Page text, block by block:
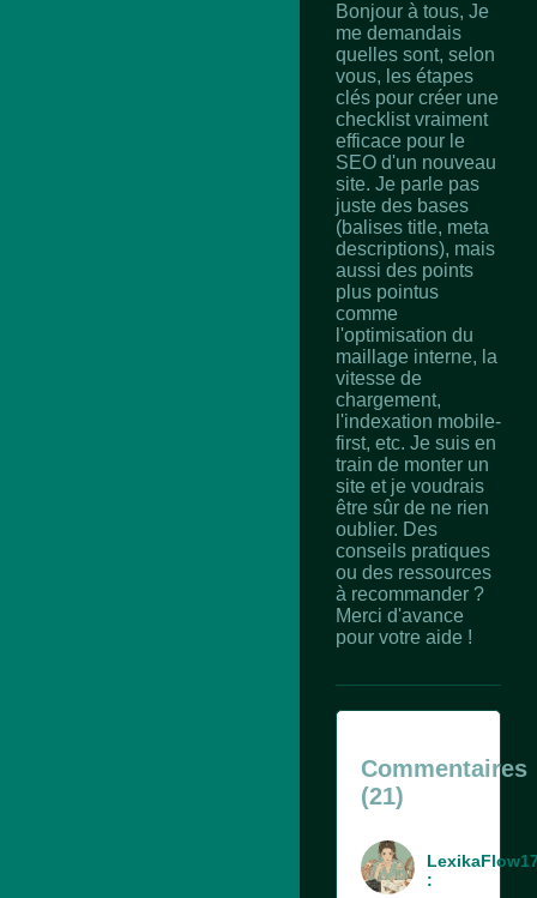
Bonjour à tous, Je
me demandais
quelles sont, selon
vous, les étapes
clés pour créer une
checklist vraiment
efficace pour le
SEO d'un nouveau
site. Je parle pas
juste des bases
(balises title, meta
descriptions), mais
aussi des points
plus pointus
comme
l'optimisation du
maillage interne, la
vitesse de
chargement,
l'indexation mobile-
first, etc. Je suis en
train de monter un
site et je voudrais
être sûr de ne rien
oublier. Des
conseils pratiques
ou des ressources
à recommander ?
Merci d'avance
pour votre aide !
Commentaires
(21)
: